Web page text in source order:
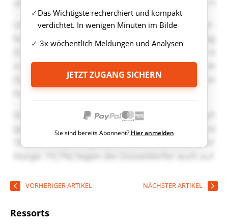
Das Wichtigste recherchiert und kompakt
verdichtet. In wenigen Minuten im Bilde
3x wöchentlich Meldungen und Analysen
JETZT ZUGANG SICHERN
Sie sind bereits Abonnent? Hier anmelden
VORHERIGER ARTIKEL NÄCHSTER ARTIKEL
Ressorts